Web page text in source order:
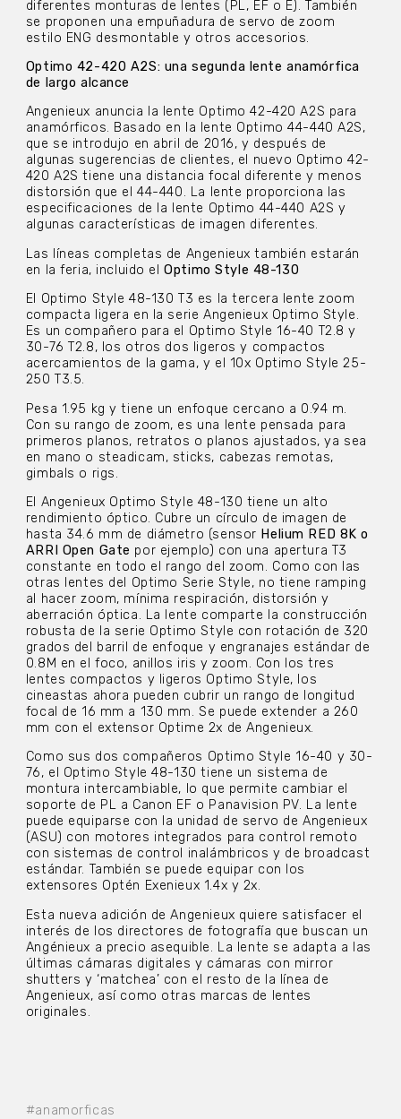
#anamorficas
diferentes monturas de lentes (PL, EF o E). También
se proponen una empuñadura de servo de zoom
estilo ENG desmontable y otros accesorios.
Optimo 42-420 A2S: una segunda lente anamórfica
de largo alcance
Angenieux anuncia la lente Optimo 42-420 A2S para
anamórficos. Basado en la lente Optimo 44-440 A2S,
que se introdujo en abril de 2016, y después de
algunas sugerencias de clientes, el nuevo Optimo 42-
420 A2S tiene una distancia focal diferente y menos
distorsión que el 44-440. La lente proporciona las
especificaciones de la lente Optimo 44-440 A2S y
algunas características de imagen diferentes.
Las líneas completas de Angenieux también estarán
en la feria, incluido elOptimo Style 48-130
El Optimo Style 48-130 T3 es la tercera lente zoom
compacta ligera en la serie Angenieux Optimo Style.
Es un compañero para el Optimo Style 16-40 T2.8 y
30-76 T2.8, los otros dos ligeros y compactos
acercamientos de la gama, y ​​el 10x Optimo Style 25-
250 T3.5.
Pesa 1.95 kg y tiene un enfoque cercano a 0.94 m.
Con su rango de zoom, es una lente pensada para
primeros planos, retratos o planos ajustados, ya sea
en mano o steadicam, sticks, cabezas remotas,
gimbals o rigs.
El Angenieux Optimo Style 48-130 tiene un alto
rendimiento óptico. Cubre un círculo de imagen de
hasta 34.6 mm de diámetro (sensor Helium RED 8K o
ARRI Open Gate por ejemplo) con una apertura T3
constante en todo el rango del zoom. Como con las
otras lentes del Optimo Serie Style, no tiene ramping
al hacer zoom, mínima respiración, distorsión y
aberración óptica. La lente comparte la construcción
robusta de la serie Optimo Style con rotación de 320
grados del barril de enfoque y engranajes estándar de
0.8M en el foco, anillos iris y zoom. Con los tres
lentes compactos y ligeros Optimo Style, los
cineastas ahora pueden cubrir un rango de longitud
focal de 16 mm a 130 mm. Se puede extender a 260
mm con el extensor Optime 2x de Angenieux.
Como sus dos compañeros Optimo Style 16-40 y 30-
76, el Optimo Style 48-130 tiene un sistema de
montura intercambiable, lo que permite cambiar el
soporte de PL a Canon EF o Panavision PV. La lente
puede equiparse con la unidad de servo de Angenieux
(ASU) con motores integrados para control remoto
con sistemas de control inalámbricos y de broadcast
estándar. También se puede equipar con los
extensores Optén Exenieux 1.4x y 2x.
Esta nueva adición de Angenieux quiere satisfacer el
interés de los directores de fotografía que buscan un
Angénieux a precio asequible. La lente se adapta a las
últimas cámaras digitales y cámaras con mirror
shutters y ‘matchea’ con el resto de la línea de
Angenieux, así como otras marcas de lentes
originales.